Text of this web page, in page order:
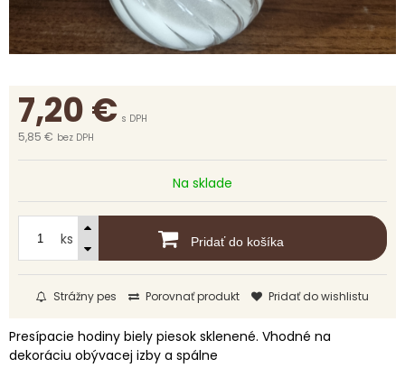
7,20€ s DPH
5,85 € bez DPH
Na sklade
ks Pridať do košíka
Strážny pes Porovnať produkt Pridať do wishlistu
Presípacie hodiny biely piesok sklenené. Vhodné na
dekoráciu obývacej izby a spálne